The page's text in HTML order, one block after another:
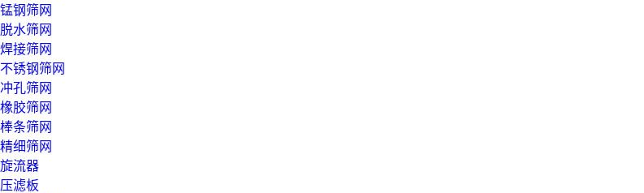
锰钢筛网
脱水筛网
焊接筛网
不锈钢筛网
冲孔筛网
橡胶筛网
棒条筛网
精细筛网
旋流器
压滤板